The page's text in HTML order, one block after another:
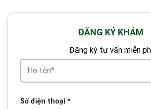
ĐĂNG KÝ KHÁM
Đăng ký tư vấn miễn
Số điện thoại *